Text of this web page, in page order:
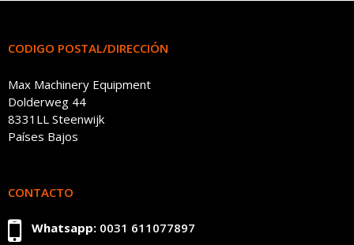
CODIGO POSTAL/DIRECCIÓN
Max Machinery Equipment
Dolderweg 44
8331LL Steenwijk
Países Bajos
CONTACTO
Whatsapp: 0031 611077897